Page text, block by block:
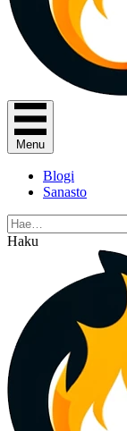
Menu
Blogi
Sanasto
Haku